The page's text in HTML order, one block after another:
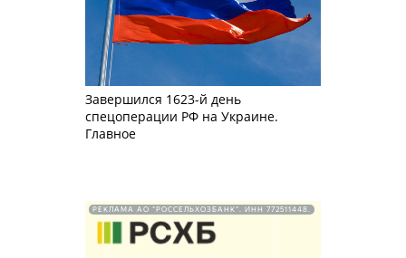
Завершился 1623-й день
спецоперации РФ на Украине.
Главное
РЕКЛАМА АО "РОССЕЛЬХОЗБАНК". ИНН 772511448.